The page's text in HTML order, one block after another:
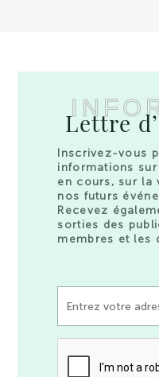
Lettre
Inscrivez-vous
informations
en cours, sur la
nos futurs
Recevez
sorties des
membres et les